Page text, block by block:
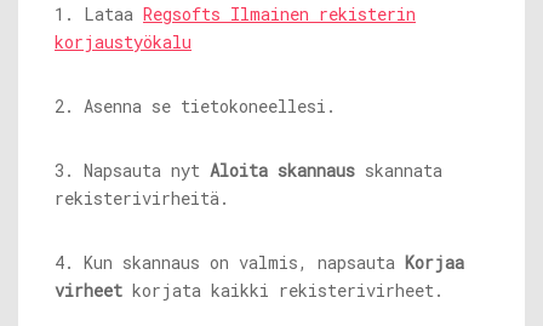
1. Lataa Regsofts Ilmainen rekisterin
korjaustyökalu
2. Asenna se tietokoneellesi.
3. Napsauta nyt Aloita skannaus skannata
rekisterivirheitä.
4. Kun skannaus on valmis, napsauta Korjaa
virheet korjata kaikki rekisterivirheet.